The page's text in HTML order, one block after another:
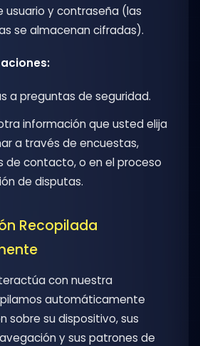
usuario y contraseña (las
se almacenan cifradas).
a preguntas de seguridad.
información que usted elija
a través de encuestas,
de contacto, o en el proceso
de disputas.
Recopilada
con nuestra
automáticamente
sobre su dispositivo, sus
y sus patrones de